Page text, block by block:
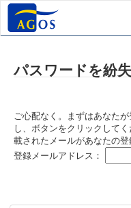
パスワードを紛
ご心配なく。まずはあなた
し、ボタンをクリックして
載されたメールがあなたの登
登録メールアドレス：